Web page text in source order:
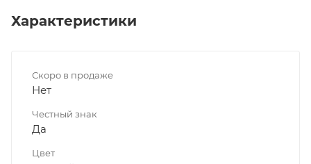
Характеристики
Скоро в продаже
Нет
Честный знак
Да
Цвет